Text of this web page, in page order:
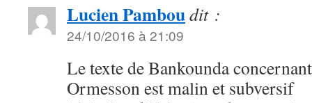
Lucien Pamboudit :
24/10/2016 à 21:09
Le texte de Bankounda
Ormesson est malin et subversif